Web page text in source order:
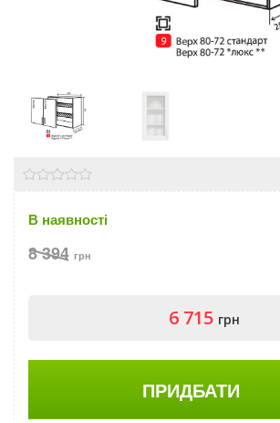
В наявності
8 394 грн
6 715 грн
ПРИДБАТИ